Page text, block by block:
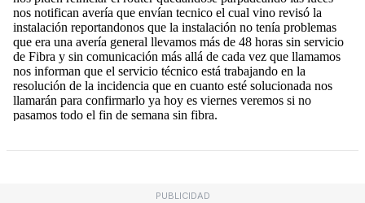
PUBLICIDAD